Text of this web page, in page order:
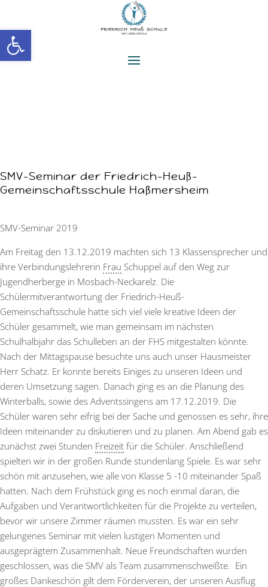
Werkzeugleiste öffnen
SMV-Seminar der Friedrich-Heuß-
Gemeinschaftsschule Haßmersheim
SMV-Seminar 2019
Am Freitag den 13.12.2019 machten sich 13 Klassensprecher und
ihre Verbindungslehrerin Frau Schuppel auf den Weg zur
Jugendherberge in Mosbach-Neckarelz. Die
Schülermitverantwortung der Friedrich-Heuß-
Gemeinschaftsschule hatte sich viel viele kreative Ideen der
Schüler gesammelt, wie man gemeinsam im nächsten
Schulhalbjahr das Schulleben an der FHS mitgestalten könnte.
Nach der Mittagspause besuchte uns auch unser Hausmeister
Herr Schatz. Er konnte bereits Einiges zu unseren Ideen und
deren Umsetzung sagen. Danach ging es an die Planung des
Winterballs, sowie des Adventssingens am 17.12.2019. Die
Schüler waren sehr eifrig bei der Sache und genossen es sehr, ihre
Ideen miteinander zu diskutieren und zu planen. Am Abend gab es
zunächst zwei Stunden Freizeit für die Schüler. Anschließend
spielten wir in der großen Runde stundenlang Spiele. Es war sehr
schön mit anzusehen, wie alle von Klasse 5 -10 miteinander Spaß
hatten. Nach dem Frühstück ging es noch einmal daran, die
Aufgaben und Verantwortlichkeiten für die Projekte zu verteilen,
bevor wir unsere Zimmer räumen mussten. Es war ein sehr
gelungenes Seminar mit vielen lustigen Momenten und
ausgeprägtem Zusammenhalt. Neue Freundschaften wurden
geschlossen, was die SMV als Team zusammenschweißte. Ein
großes Dankeschön gilt dem Förderverein, der unseren Ausflug